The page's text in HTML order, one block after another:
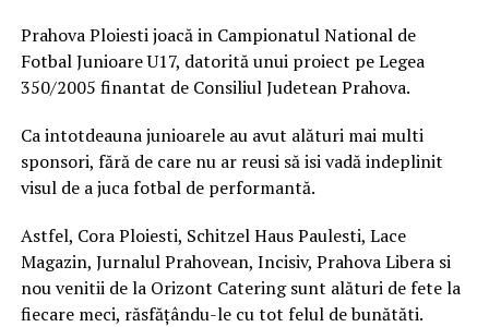
Prahova Ploiesti joacă in Campionatul National de
Fotbal Junioare U17, datorită unui proiect pe Legea
350/2005 finantat de Consiliul Judetean Prahova.
Ca intotdeauna junioarele au avut alături mai multi
sponsori, fără de care nu ar reusi să isi vadă indeplinit
visul de a juca fotbal de performantă.
Astfel, Cora Ploiesti, Schitzel Haus Paulesti, Lace
Magazin, Jurnalul Prahovean, Incisiv, Prahova Libera si
nou venitii de la Orizont Catering sunt alături de fete la
fiecare meci, răsfăţându-le cu tot felul de bunătăti.